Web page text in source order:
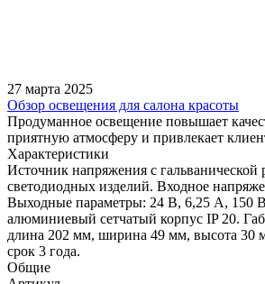
27 марта 2025
Обзор освещения для салона красоты
Продуманное освещение повышает
приятную атмосферу и привлекает
Характеристики
Источник напряжения с гальванической
светодиодных изделий. Входное
Выходные параметры: 24 В, 6,25 А, 150
алюминиевый сетчатый корпус IP 20.
длина 202 мм, ширина 49 мм, высота 30
срок 3 года.
Общие